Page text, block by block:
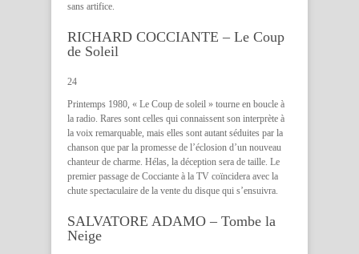
sans artifice.
RICHARD COCCIANTE – Le Coup
de Soleil
24
Printemps 1980, « Le Coup de soleil » tourne en boucle à
la radio. Rares sont celles qui connaissent son interprète à
la voix remarquable, mais elles sont autant séduites par la
chanson que par la promesse de l’éclosion d’un nouveau
chanteur de charme. Hélas, la déception sera de taille. Le
premier passage de Cocciante à la TV coïncidera avec la
chute spectaculaire de la vente du disque qui s’ensuivra.
SALVATORE ADAMO – Tombe la
Neige